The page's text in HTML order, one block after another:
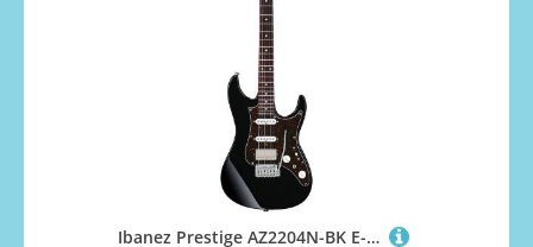
Ibanez Prestige AZ2204N-BK E-Gitarre